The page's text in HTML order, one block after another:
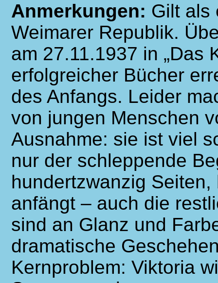
Anmerkungen: Gilt als
Weimarer Republik.
am 27.11.1937 in „Das
erfolgreicher Bücher
des Anfangs. Leider
von jungen Menschen
Ausnahme: sie ist viel
nur der schleppende
hundertzwanzig
anfängt – auch die
sind an Glanz und
dramatische
Kernproblem: Viktoria